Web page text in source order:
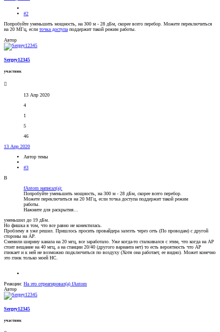
#2
Попробуйте уменьшить мощность, на 300 м - 28 дБм, скорее всего перебор. Можете переключиться
на 20 МГц, если точка доступа поддержит такой режим работы.
Автор
Sergey12345
участник
13 Апр 2020
4
1
5
46
13 Апр 2020
Автор темы
#3
В
fAntom написал(а):
Попробуйте уменьшить мощность, на 300 м - 28 дБм, скорее всего перебор.
Можете переключиться на 20 МГц, если точка доступа поддержит такой режим
работы.
Нажмите для раскрытия...
уменьшил до 19 дБм.
Но фишка в том, что все равно не конектилась.
Проблему я уже решил. Пришлось просить провайдера залезть через сеть (По проводам) с другой
стороны на АР.
Сменили ширину канала на 20 мгц, все заработало. Уже когда-то сталкивался с этим, что когда на АР
стоит вещание на 40 мгц, а на станции 20/40 (другого варианта нет) то есть вероятность что АР
глюкает и к ней не возможно подключиться по воздуху (Хотя она работает, ее видно). Может конечно
это глюк только моей НС.
Реакции: На это отреагировал(а) fAntom
Автор
Sergey12345
участник